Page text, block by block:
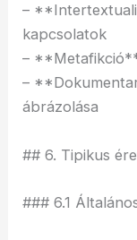
–
kapcsolatok
–
–
ábrázolása
## 6. Tipikus
### 6.1